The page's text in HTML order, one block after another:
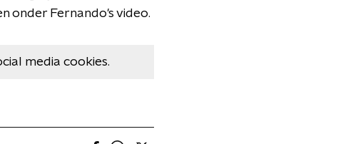
onder Fernando's video.
media cookies.